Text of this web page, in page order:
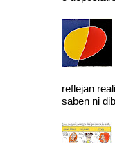
reflejan
saben ni